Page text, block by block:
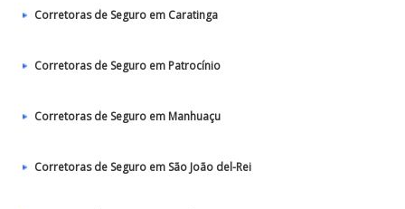
Corretoras de Seguro em Caratinga
Corretoras de Seguro em Patrocínio
Corretoras de Seguro em Manhuaçu
Corretoras de Seguro em São João del-Rei